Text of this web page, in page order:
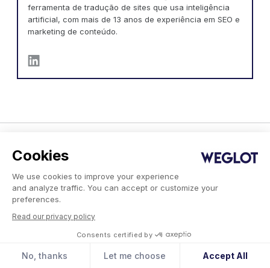
Cookies
We use cookies to improve your experience
and analyze traffic. You can accept or customize your
preferences.
Read our privacy policy
Consents certified by
No, thanks Let me choose Accept All
ferramenta de tradução de sites que usa inteligência
artificial, com mais de 13 anos de experiência em SEO e
marketing de conteúdo.
Produto
Integrações
- WordPress
- Squarespace
Idiomas disponíveis
Empresa
Nossa Missão